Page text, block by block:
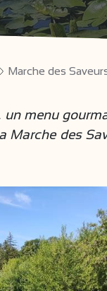
Marche des
un menu
Marche des